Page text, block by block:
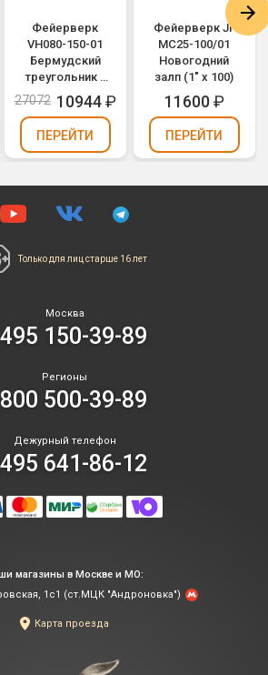
Фейерверк
VH080-150-01
Бермудский
треугольник /
Bermudadriehoek
(0,8" х 150)
27072 10944₽
ПЕРЕЙТИ
Фейерверк JF
MC25-100/01
Новогодний
залп (1" х 100)
11600₽
ПЕРЕЙТИ
Только для лиц старше 16 лет
Москва
150-39-89
Регионы
500-39-89
Дежурный телефон
641-86-12
магазины в Москве и МО:
1с1 (ст.МЦК "Андроновка")
Карта проезда